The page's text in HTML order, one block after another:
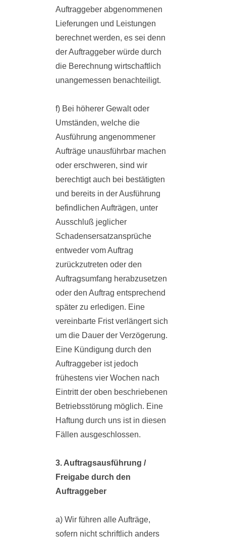
Auftraggeber abgenommenen
Lieferungen und Leistungen
berechnet werden, es sei denn
der Auftraggeber würde durch
die Berechnung wirtschaftlich
unangemessen benachteiligt.
f) Bei höherer Gewalt oder
Umständen, welche die
Ausführung angenommener
Aufträge unausführbar machen
oder erschweren, sind wir
berechtigt auch bei bestätigten
und bereits in der Ausführung
befindlichen Aufträgen, unter
Ausschluß jeglicher
Schadensersatzansprüche
entweder vom Auftrag
zurückzutreten oder den
Auftragsumfang herabzusetzen
oder den Auftrag entsprechend
später zu erledigen. Eine
vereinbarte Frist verlängert sich
um die Dauer der Verzögerung.
Eine Kündigung durch den
Auftraggeber ist jedoch
frühestens vier Wochen nach
Eintritt der oben beschriebenen
Betriebsstörung möglich. Eine
Haftung durch uns ist in diesen
Fällen ausgeschlossen.
3. Auftragsausführung /
Freigabe durch den
Auftraggeber
a) Wir führen alle Aufträge,
sofern nicht schriftlich anders